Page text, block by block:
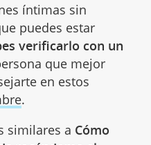
íntimas sin
puedes estar
verificarlo con un
que mejor
en estos
.
similares a Cómo